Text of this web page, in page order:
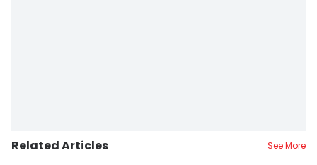
Related Articles See More